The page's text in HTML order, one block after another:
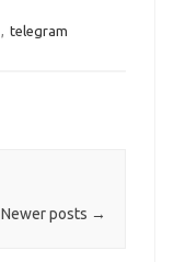
, telegram
Newer posts →